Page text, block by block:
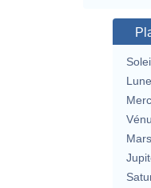
Lune
Mars